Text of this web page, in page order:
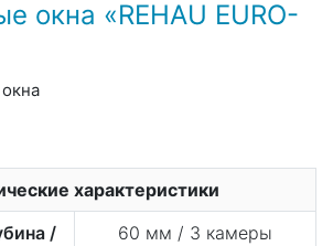
окна «REHAU EURO-
характеристики
/
60 мм / 3 камеры